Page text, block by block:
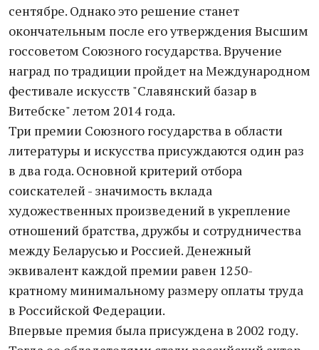
сентябре. Однако это решение станет
окончательным после его утверждения Высшим
госсоветом Союзного государства. Вручение
наград по традиции пройдет на Международном
фестивале искусств "Славянский базар в
Витебске" летом 2014 года.
Три премии Союзного государства в области
литературы и искусства присуждаются один раз
в два года. Основной критерий отбора
соискателей - значимость вклада
художественных произведений в укрепление
отношений братства, дружбы и сотрудничества
между Беларусью и Россией. Денежный
эквивалент каждой премии равен 1250-
кратному минимальному размеру оплаты труда
в Российской Федерации.
Впервые премия была присуждена в 2002 году.